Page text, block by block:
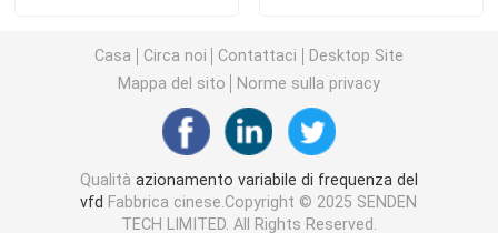
Azionamento a frequenza variabile per gru
Stazione di ricarica per veicoli elettrici con
Ottimizzatore solare
Casa Circa noi Contattaci
Desktop Site
Mappa del sito
Norme sulla privacy
Qualità azionamento variabile di frequenza del
vfd Fabbrica cinese.Copyright © 2025 SENDEN
TECH LIMITED. All Rights Reserved.